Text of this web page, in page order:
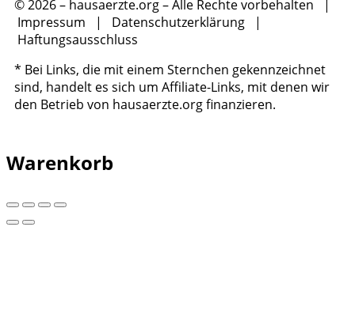
© 2026 – hausaerzte.org – Alle Rechte vorbehalten |
Impressum | Datenschutzerklärung |
Haftungsausschluss
* Bei Links, die mit einem Sternchen gekennzeichnet
sind, handelt es sich um Affiliate-Links, mit denen wir
den Betrieb von hausaerzte.org finanzieren.
Warenkorb